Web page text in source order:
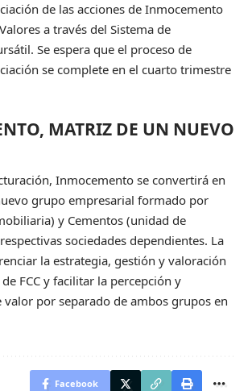
de las acciones de Inmocemento
a través del Sistema de
Se espera que el proceso de
se complete en el cuarto trimestre
MATRIZ DE UN NUEVO
Inmocemento se convertirá en
grupo empresarial formado por
y Cementos (unidad de
sociedades dependientes. La
la estrategia, gestión y valoración
FCC y facilitar la percepción y
valor por separado de ambos grupos en
Facebook